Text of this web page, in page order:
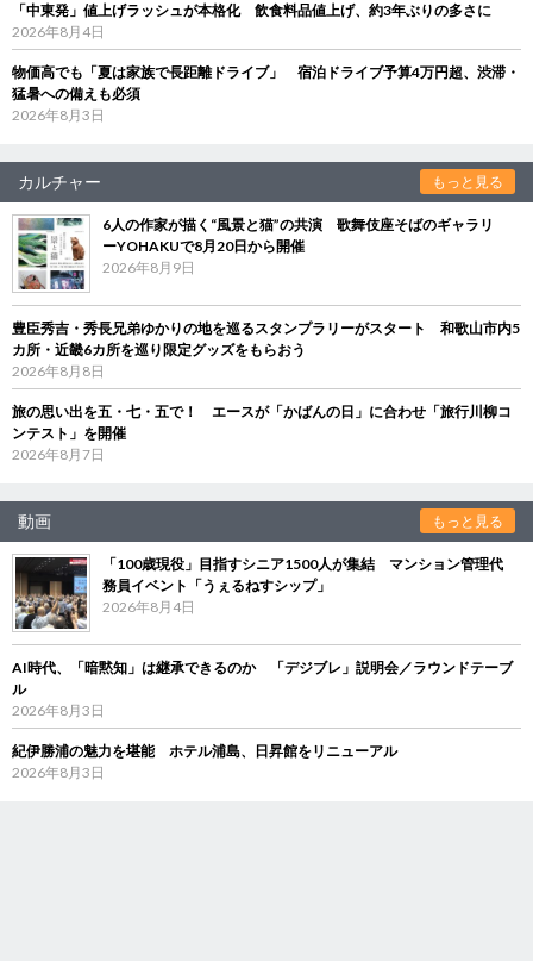
「中東発」値上げラッシュが本格化 飲食料品値上げ、約3年ぶりの多さに
2026年8月4日
物価高でも「夏は家族で長距離ドライブ」 宿泊ドライブ予算4万円超、渋滞・
猛暑への備えも必須
2026年8月3日
カルチャー もっと見る
6人の作家が描く“風景と猫”の共演 歌舞伎座そばのギャラリ
ーYOHAKUで8月20日から開催
2026年8月9日
豊臣秀吉・秀長兄弟ゆかりの地を巡るスタンプラリーがスタート 和歌山市内5
カ所・近畿6カ所を巡り限定グッズをもらおう
2026年8月8日
旅の思い出を五・七・五で！ エースが「かばんの日」に合わせ「旅行川柳コ
ンテスト」を開催
2026年8月7日
動画 もっと見る
「100歳現役」目指すシニア1500人が集結 マンション管理代
務員イベント「うぇるねすシップ」
2026年8月4日
AI時代、「暗黙知」は継承できるのか 「デジブレ」説明会／ラウンドテーブ
ル
2026年8月3日
紀伊勝浦の魅力を堪能 ホテル浦島、日昇館をリニューアル
2026年8月3日